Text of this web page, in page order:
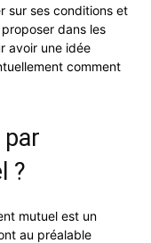
sur ses conditions et
dans les
avoir une idée
comment
?
mutuel est un
au préalable